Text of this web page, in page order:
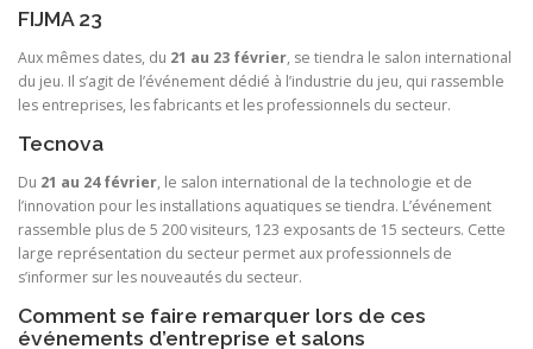
FIJMA 23
Aux mêmes dates, du 21 au 23 février, se tiendra le salon international
du jeu. Il s’agit de l’événement dédié à l’industrie du jeu, qui rassemble
les entreprises, les fabricants et les professionnels du secteur.
Tecnova
Du 21 au 24 février, le salon international de la technologie et de
l’innovation pour les installations aquatiques se tiendra. L’événement
rassemble plus de 5 200 visiteurs, 123 exposants de 15 secteurs. Cette
large représentation du secteur permet aux professionnels de
s’informer sur les nouveautés du secteur.
Comment se faire remarquer lors de ces
événements d’entreprise et salons